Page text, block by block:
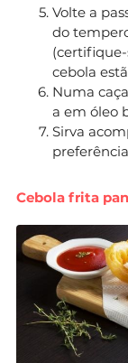
Volte a
do
cebola
Numa
a em óleo
Sirva
Cebola frita